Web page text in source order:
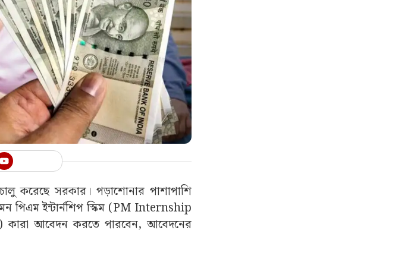
চালু করেছে সরকার। পড়াশোনার পাশাপাশি
পিএম ইন্টার্নশিপ স্কিম (PM Internship
কারা আবেদন করতে পারবেন, আবেদনের